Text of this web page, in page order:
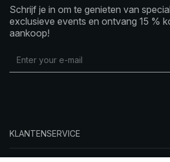
Schrijf je in om te genieten van
exclusieve events en ontvang 15 %
aankoop!
KLANTENSERVICE